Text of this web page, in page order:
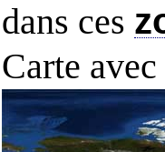
dans ces
Carte